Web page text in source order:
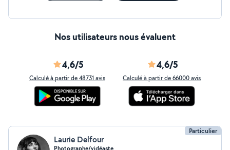
Nos utilisateurs nous évaluent
4,6/5
Calculé à partir de 48731 avis
4,6/5
Calculé à partir de 66000 avis
Particulier
Laurie Delfour